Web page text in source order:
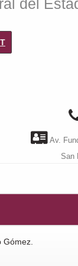
del
Av.
San